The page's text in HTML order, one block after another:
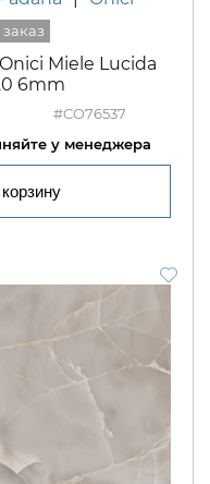
Miele Lucida
6mm
#CO76537